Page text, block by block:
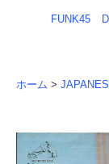
FUNK45
ホーム >